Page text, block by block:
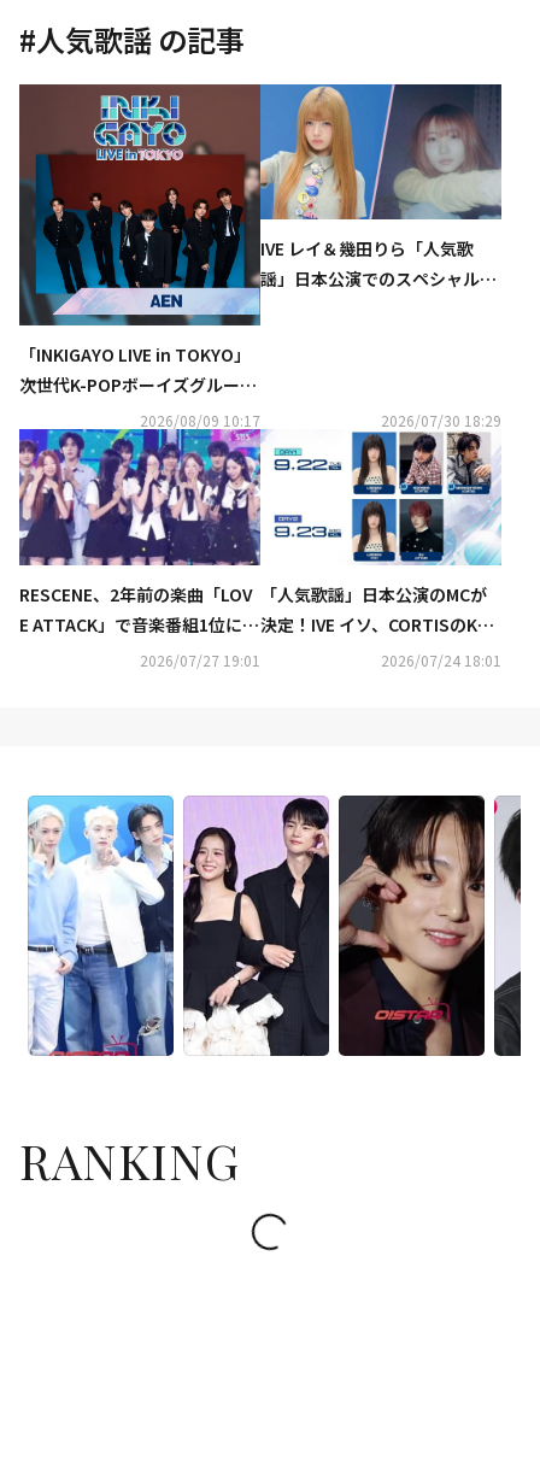
#人気歌謡 の記事
「INKIGAYO LIVE in TOKYO」
次世代K-POPボーイズグルー
プ・AENの出演が決定！2026/08/09 10:17
IVE レイ＆幾田りら「人気歌
謡」日本公演でのスペシャルコ
2026/07/30 18:29
RESCENE、2年前の楽曲「LOV
E ATTACK」で音楽番組1位に！
メンバーが涙ながらにコメント
2026/07/27 19:01
「人気歌謡」日本公演のMCが
決定！IVE イソ、CORTISのKEO
NHOとSEONGHYEON、＆TEA
2026/07/24 18:01
RANKING